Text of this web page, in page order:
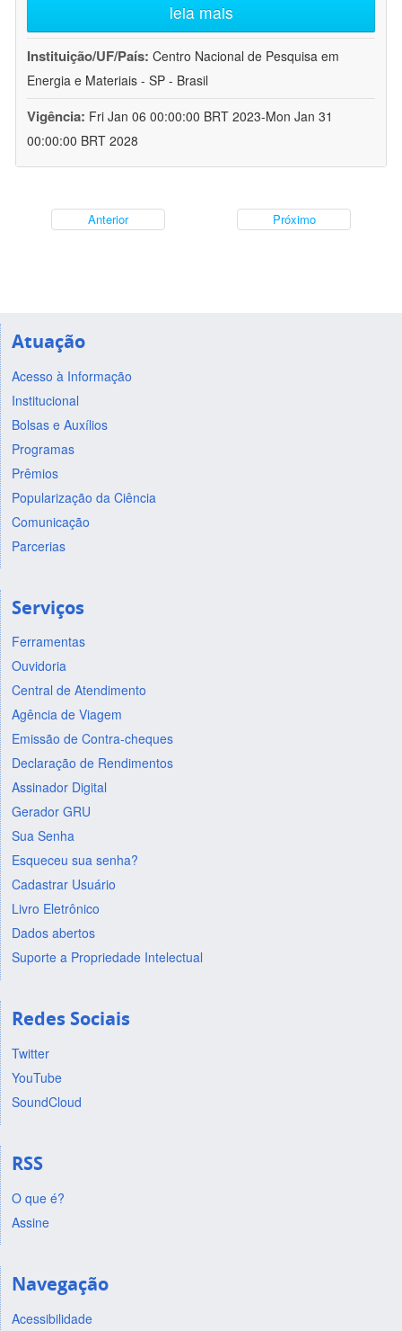
leia mais
Instituição/UF/País: Centro Nacional de Pesquisa em
Energia e Materiais - SP - Brasil
Vigência: Fri Jan 06 00:00:00 BRT 2023-Mon Jan 31
00:00:00 BRT 2028
Anterior Próximo
Atuação
Acesso à Informação
Institucional
Bolsas e Auxílios
Programas
Prêmios
Popularização da Ciência
Comunicação
Parcerias
Serviços
Ferramentas
Ouvidoria
Central de Atendimento
Agência de Viagem
Emissão de Contra-cheques
Declaração de Rendimentos
Assinador Digital
Gerador GRU
Sua Senha
Esqueceu sua senha?
Cadastrar Usuário
Livro Eletrônico
Dados abertos
Suporte a Propriedade Intelectual
Redes Sociais
Twitter
YouTube
SoundCloud
RSS
O que é?
Assine
Navegação
Acessibilidade